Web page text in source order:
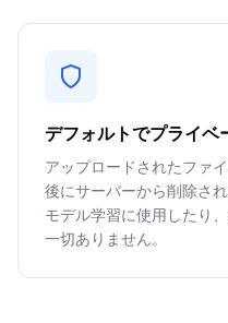
デフォルトでプライベ
アップロードされたファ
後にサーバーから削除さ
モデル学習に使用したり
一切ありません。